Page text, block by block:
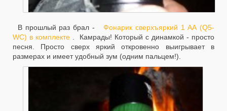
В прошлый раз брал -Фонарик сверхъяркий 1 АА (Q5-
WC) в комплекте . Камрады! Который с динамкой - просто
песня. Просто сверх яркий откровенно выигрывает в
размерах и имеет удобный зум (одним пальцем!).